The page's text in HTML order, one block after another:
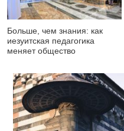
Больше, чем знания: как
иезуитская педагогика
меняет общество